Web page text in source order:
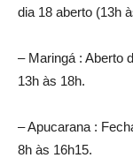
dia 18 aberto (13h
– Maringá : Aberto
13h às 18h.
– Apucarana :
8h às 16h15.